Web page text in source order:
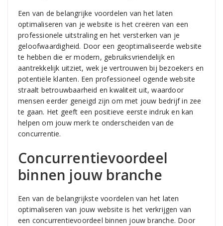
Een van de belangrijke voordelen van het laten
optimaliseren van je website is het creëren van een
professionele uitstraling en het versterken van je
geloofwaardigheid. Door een geoptimaliseerde website
te hebben die er modern, gebruiksvriendelijk en
aantrekkelijk uitziet, wek je vertrouwen bij bezoekers en
potentiële klanten. Een professioneel ogende website
straalt betrouwbaarheid en kwaliteit uit, waardoor
mensen eerder geneigd zijn om met jouw bedrijf in zee
te gaan. Het geeft een positieve eerste indruk en kan
helpen om jouw merk te onderscheiden van de
concurrentie.
Concurrentievoordeel
binnen jouw branche
Een van de belangrijkste voordelen van het laten
optimaliseren van jouw website is het verkrijgen van
een concurrentievoordeel binnen jouw branche. Door